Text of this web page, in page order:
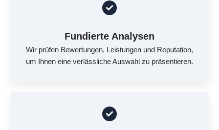
Fundierte Analysen
Wir prüfen Bewertungen, Leistungen und Reputation,
um Ihnen eine verlässliche Auswahl zu präsentieren.